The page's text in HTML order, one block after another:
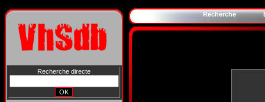
Recherche directe
Recherche